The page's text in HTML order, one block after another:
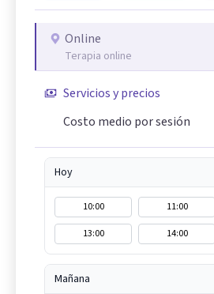
Online
Terapia online
Servicios y precios
Costo medio por sesión
Hoy
10:00 11:00
13:00
14:00
Mañana